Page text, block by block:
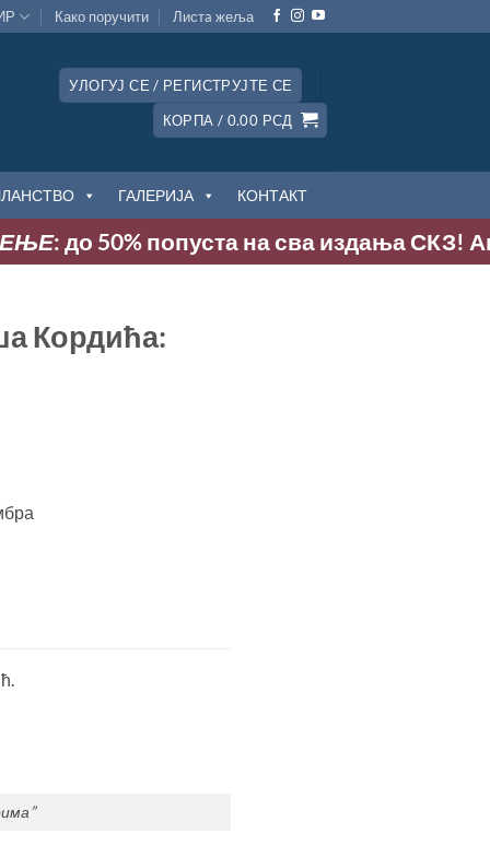
Како поручити Листa жеља
УЛОГУЈ СЕ / РЕГИСТРУЈТЕ СЕ
КОРПА / 0.00 РСД
ГАЛЕРИЈА КОНТАКТ
до 50% попуста на сва издања СКЗ! Акција
Кордића: